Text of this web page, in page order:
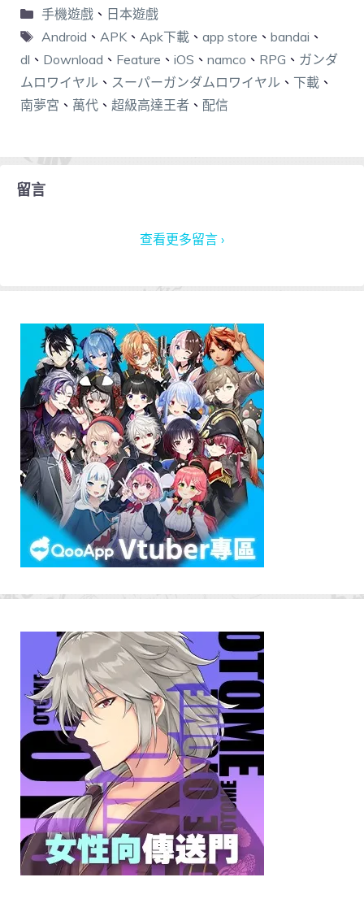
手機遊戲、 日本遊戲
Android 、 APK、 Apk下載、 app store 、 bandai 、
dl 、 Download 、 Feature 、 iOS 、 namco 、 RPG 、 ガンダ
ムロワイヤル 、 スーパーガンダムロワイヤル 、 下載 、
南夢宮 、 萬代 、 超級高達王者 、 配信
留言
查看更多留言 ›